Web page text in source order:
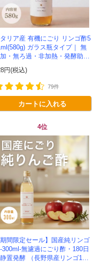
リア産 有機にごり リンゴ酢5
ガラス瓶タイプ｜ 無
・無ろ過・非加熱・発酵助剤
使用のアップルサイダービネガ
-かわしま屋-
円(税込)
79件
カートに入れる
4位
期間限定セール】国産純リンゴ
300ml-無濾過にごり酢・180日
置発酵 （長野県産リンゴ10